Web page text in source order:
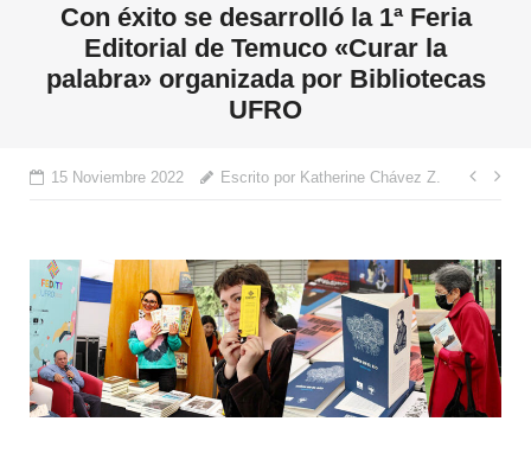
Con éxito se desarrolló la 1ª Feria
Editorial de Temuco «Curar la
palabra» organizada por Bibliotecas
UFRO
15 Noviembre 2022 Escrito por Katherine Chávez Z.